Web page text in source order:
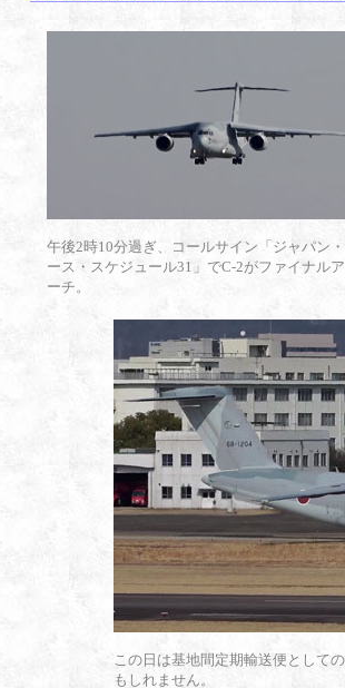
午後2時10分過ぎ、コールサイン「ジャパン
ース・スケジュール31」でC-2がファイナル
ーチ。
この日は基地間定期輸送便として
もしれません。